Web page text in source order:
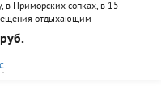
в Приморских сопках, в 15
отдыхающим
удобствами и TV, возможно
также кемпинг на территории
беседки с видом на море,
отары)...
руб.